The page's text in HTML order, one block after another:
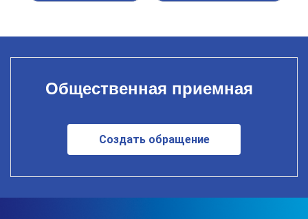
Общественная приемная
Создать обращение